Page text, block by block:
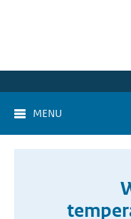
MENU